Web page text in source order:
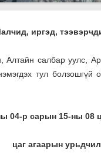
иргэд,
Алтайн салбар уулс,
тул
04-р сарын 15-ны 08
цаг агаарын